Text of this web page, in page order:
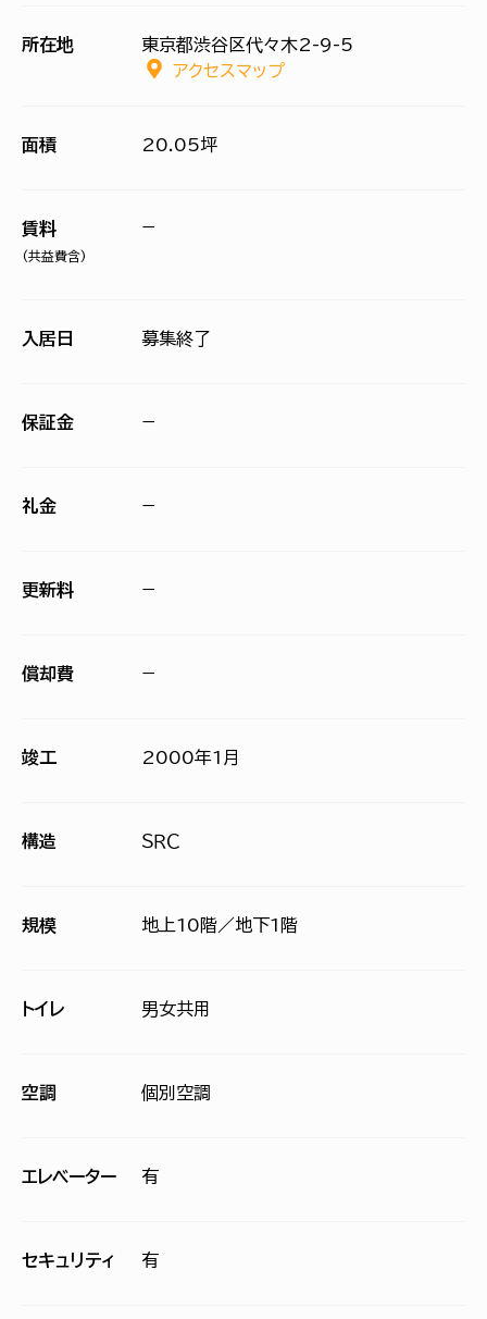
所在地
東京都渋谷区代々木2-9-5
アクセスマップ
面積 20.05坪
賃料
(共益費含)
−
入居日 募集終了
保証金 −
礼金 −
更新料 −
償却費 −
竣工 2000年1月
構造 ＳＲＣ
規模 地上10階／地下1階
トイレ 男女共用
空調 個別空調
エレベーター 有
セキュリティ 有